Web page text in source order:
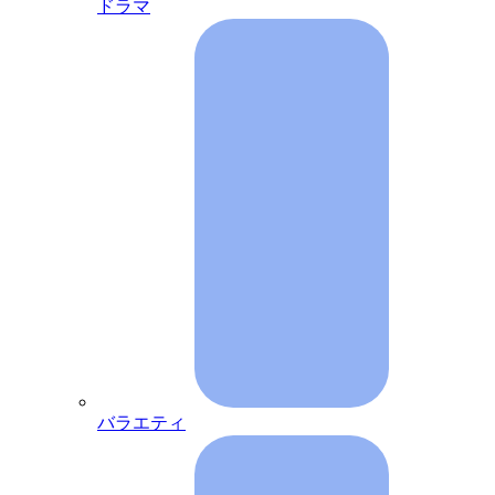
ドラマ
バラエティ